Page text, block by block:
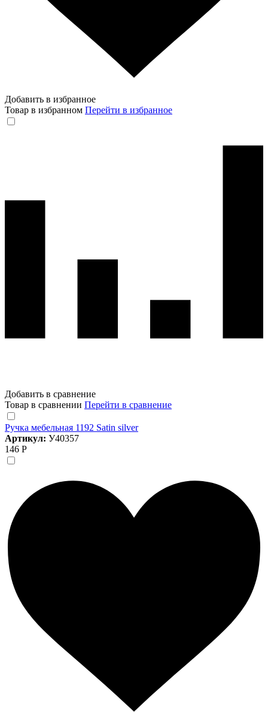
Добавить в избранное
Товар в избранном Перейти в избранное
Добавить в сравнение
Товар в сравнении Перейти в сравнение
Ручка мебельная 1192 Satin silver
Артикул: У40357
146 Р